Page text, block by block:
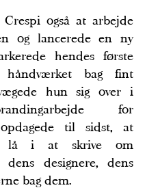
også at arbejde
og lancerede en ny
hendes første
håndværket bag fint
hun sig over i
for
opdagede til sidst, at
lå i at skrive om
dens designere, dens
bag dem.